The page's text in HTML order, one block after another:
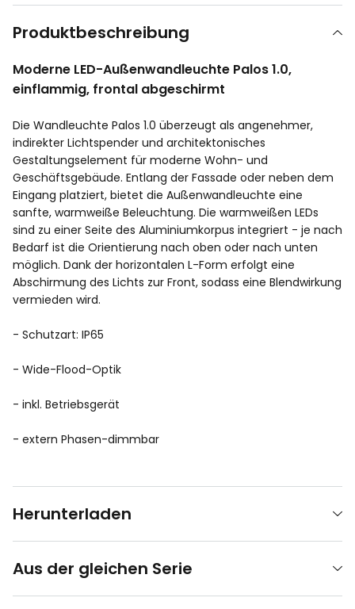
Produktbeschreibung
Moderne LED-Außenwandleuchte Palos 1.0,
einflammig, frontal abgeschirmt
Die Wandleuchte Palos 1.0 überzeugt als angenehmer,
indirekter Lichtspender und architektonisches
Gestaltungselement für moderne Wohn- und
Geschäftsgebäude. Entlang der Fassade oder neben dem
Eingang platziert, bietet die Außenwandleuchte eine
sanfte, warmweiße Beleuchtung. Die warmweißen LEDs
sind zu einer Seite des Aluminiumkorpus integriert - je nach
Bedarf ist die Orientierung nach oben oder nach unten
möglich. Dank der horizontalen L-Form erfolgt eine
Abschirmung des Lichts zur Front, sodass eine Blendwirkung
vermieden wird.
- Schutzart: IP65
- Wide-Flood-Optik
- inkl. Betriebsgerät
- extern Phasen-dimmbar
Herunterladen
Aus der gleichen Serie